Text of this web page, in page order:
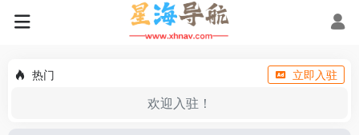
热门 立即入驻
欢迎入驻！